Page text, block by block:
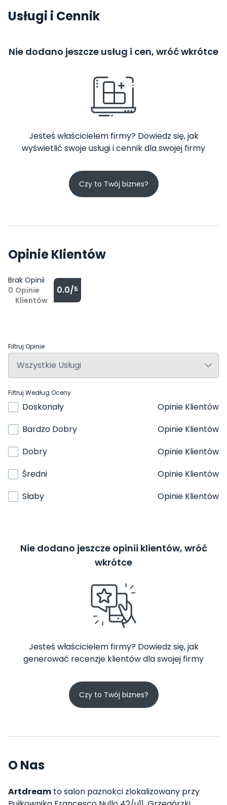
Usługi i Cennik
Nie dodano jeszcze usług i cen, wróć wkrótce
Jesteś właścicielem firmy? Dowiedz się, jak
wyświetlić swoje usługi i cennik dla swojej firmy
Czy to Twój biznes?
Opinie Klientów
Brak Opinii
0 Opinie
Klientów
0.0/5
Filtruj Opinie
Filtruj Według Oceny
Doskonały
Opinie Klientów
Bardzo Dobry
Opinie Klientów
Dobry
Opinie Klientów
Średni
Opinie Klientów
Słaby
Opinie Klientów
Nie dodano jeszcze opinii klientów, wróć
wkrótce
Jesteś właścicielem firmy? Dowiedz się, jak
generować recenzje klientów dla swojej firmy
Czy to Twój biznes?
O Nas
Artdream to salon paznokci zlokalizowany przy